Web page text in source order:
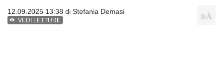
12.09.2025 13:38 di Stefania Demasi
VEDI LETTURE